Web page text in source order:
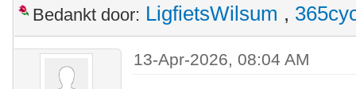
Bedankt door: LigfietsWilsum ,
13-Apr-2026, 08:04 AM